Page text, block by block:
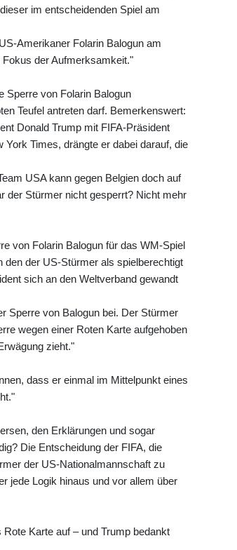
im entscheidenden Spiel am
Amerikaner Folarin Balogun am
der Aufmerksamkeit."
Sperre von Folarin Balogun
Teufel antreten darf. Bemerkenswert:
Donald Trump mit FIFA-Präsident
Times, drängte er dabei darauf, die
USA kann gegen Belgien doch auf
der Stürmer nicht gesperrt? Nicht mehr
von Folarin Balogun für das WM-Spiel
den der US-Stürmer als spielberechtigt
sich an den Weltverband gewandt
Sperre von Balogun bei. Der Stürmer
wegen einer Roten Karte aufgehoben
zieht."
dass er einmal im Mittelpunkt eines
den Erklärungen und sogar
Die Entscheidung der FIFA, die
der US-Nationalmannschaft zu
jede Logik hinaus und vor allem über
Karte auf – und Trump bedankt